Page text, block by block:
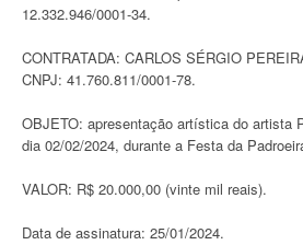
12.332.946/0001-34.
CONTRATADA: CARLOS SÉRGIO
CNPJ: 41.760.811/0001-78.
OBJETO: apresentação artística do artista
dia 02/02/2024, durante a Festa da
VALOR: R$ 20.000,00 (vinte mil reais).
Data de assinatura: 25/01/2024.